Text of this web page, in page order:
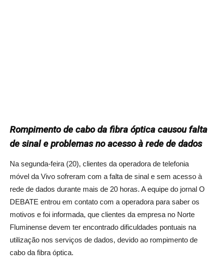
Rompimento de cabo da fibra óptica causou falta
de sinal e problemas no acesso à rede de dados
Na segunda-feira (20), clientes da operadora de telefonia
móvel da Vivo sofreram com a falta de sinal e sem acesso à
rede de dados durante mais de 20 horas. A equipe do jornal O
DEBATE entrou em contato com a operadora para saber os
motivos e foi informada, que clientes da empresa no Norte
Fluminense devem ter encontrado dificuldades pontuais na
utilização nos serviços de dados, devido ao rompimento de
cabo da fibra óptica.